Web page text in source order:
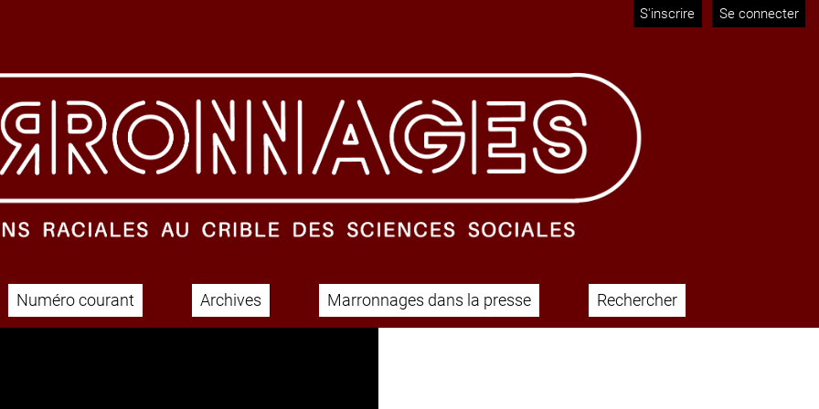
S'inscrire Se connecter
Numéro courant Archives Marronnages dans la presse Rechercher